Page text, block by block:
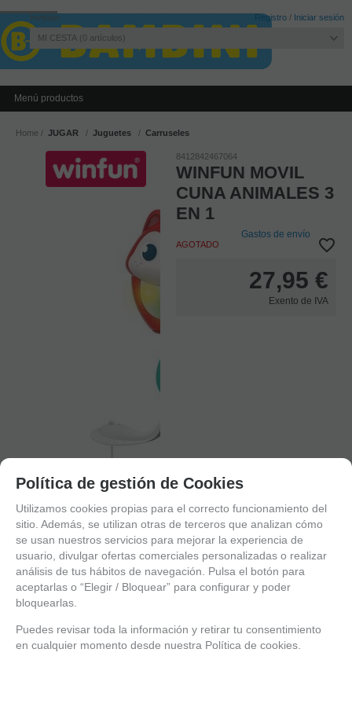
Invitado Registro / Iniciar sesión
MI CESTA 0 artículos
Menú productos
Home JUGAR Juguetes Carruseles
1
8412842467064
WINFUN MOVIL
CUNA ANIMALES 3
EN 1
AGOTADO
Gastos de envío
27,95 €
Exento de IVA
Política de gestión de Cookies
Utilizamos cookies propias para el correcto funcionamiento del
sitio. Además, se utilizan otras de terceros que analizan cómo
se usan nuestros servicios para mejorar la experiencia de
usuario, divulgar ofertas comerciales personalizadas o realizar
análisis de tus hábitos de navegación. Pulsa el botón para
aceptarlas o “Elegir / Bloquear” para configurar y poder
bloquearlas.
Puedes revisar toda la información y retirar tu consentimiento
en cualquier momento desde nuestra Política de cookies.